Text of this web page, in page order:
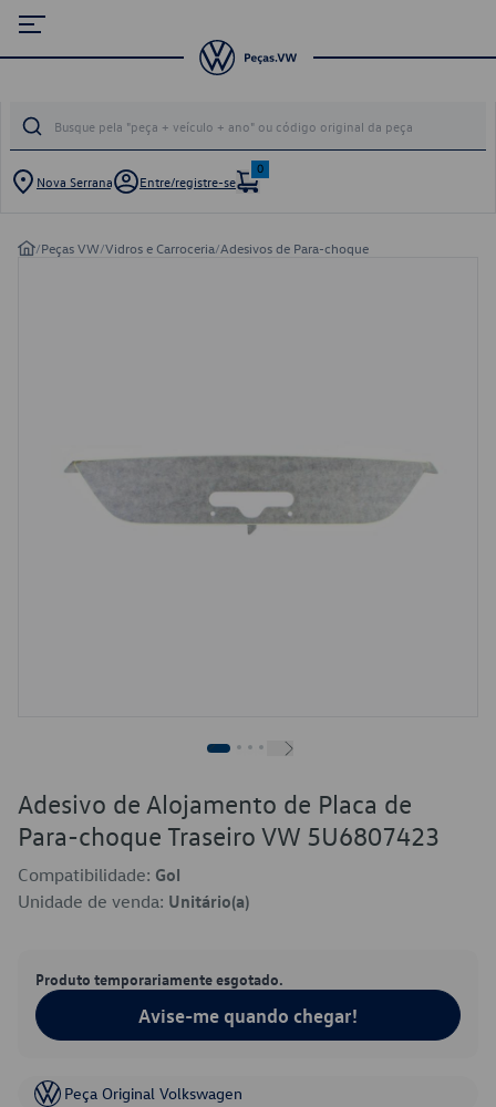
Nova Serrana Entre/registre-se
0
/Peças VW/Vidros e Carroceria/Adesivos de Para-choque
Adesivo de Alojamento de Placa de
Para-choque Traseiro VW 5U6807423
Compatibilidade: Gol
Unidade de venda: Unitário(a)
Produto temporariamente esgotado.
Avise-me quando chegar!
Peça Original Volkswagen